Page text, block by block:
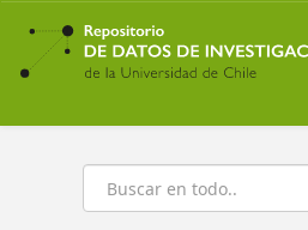
Ir
contenido
principal
Buscar